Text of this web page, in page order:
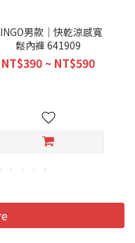
男款｜快乾涼感寬
鬆內褲 641909
NT$390 ~ NT$590